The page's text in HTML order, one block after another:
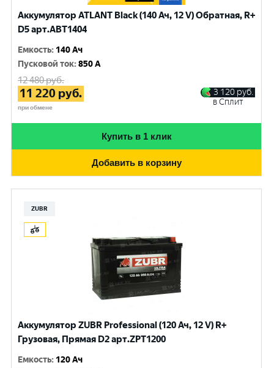
Аккумулятор ATLANT Black (140 Ач, 12 V) Обратная, R+
D5 арт.ABT1404
Емкость: 140 Ач
Пусковой ток:850 A
12 480руб.
11 220 руб.
при обмене
3 120 руб.
в Сплит
Купить в 1 клик
Добавить в корзину
ZUBR
Аккумулятор ZUBR Professional (120 Ач, 12 V) R+
Грузовая, Прямая D2 арт.ZPT1200
Емкость: 120 Ач